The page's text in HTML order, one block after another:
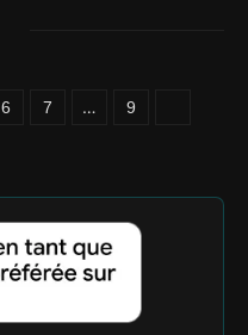
6 7 … 9